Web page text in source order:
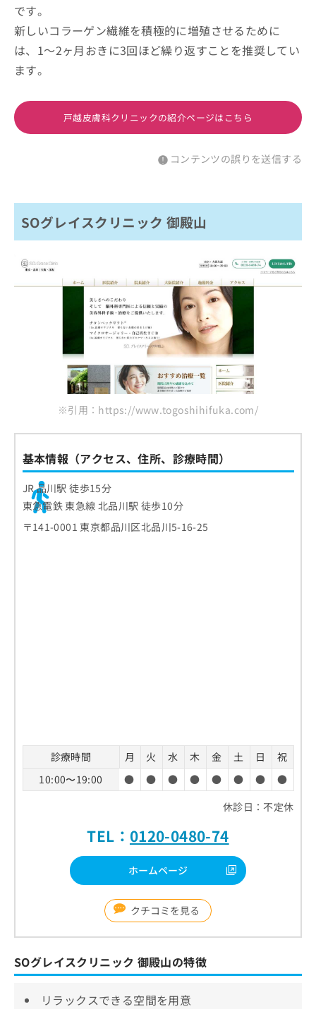
です。
新しいコラーゲン繊維を積極的に増殖させるために
は、1～2ヶ月おきに3回ほど繰り返すことを推奨してい
ます。
戸越皮膚科クリニックの紹介ページはこちら
コンテンツの誤りを送信する
SOグレイスクリニック 御殿山
※引用：https://www.togoshihifuka.com/
基本情報（アクセス、住所、診療時間）
JR 品川駅 徒歩15分
東急電鉄 東急線 北品川駅 徒歩10分
〒141-0001 東京都品川区北品川5-16-25
診療時間 月 火 水 木 金 土 日
祝
10:00〜19:00
● ● ● ● ● ● ●
●
休診日：不定休
TEL： 0120-0480-74
ホームページ
クチコミを見る
SOグレイスクリニック 御殿山の特徴
リラックスできる空間を用意